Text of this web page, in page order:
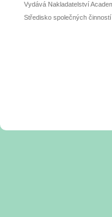
Vydává Nakladatelství
Středisko společných činností